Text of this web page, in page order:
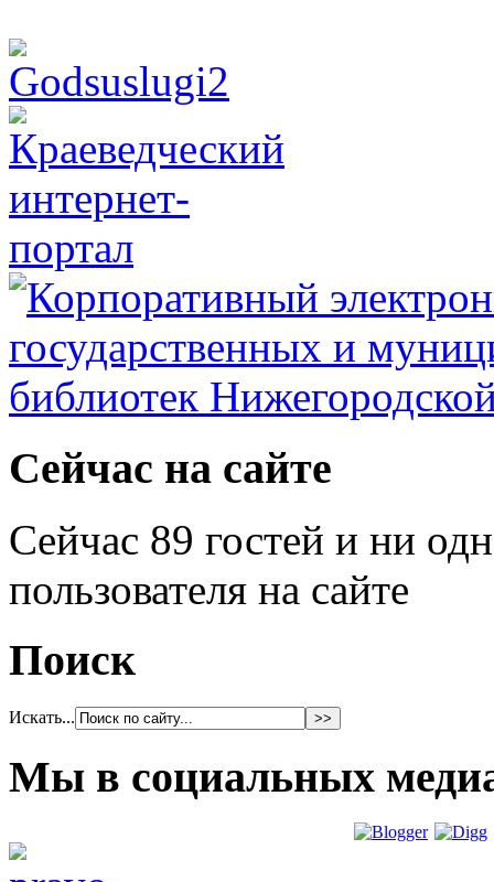
Сейчас на сайте
Сейчас 89 гостей и ни
пользователя на сайте
Поиск
Искать...
Мы в социальных